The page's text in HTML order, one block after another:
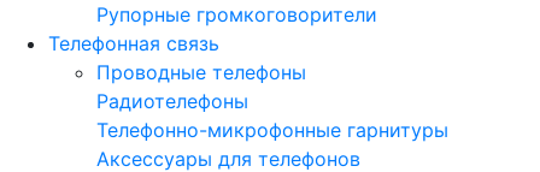
Рупорные громкоговорители
Телефонная связь
Проводные телефоны
Радиотелефоны
Телефонно-микрофонные гарнитуры
Аксессуары для телефонов